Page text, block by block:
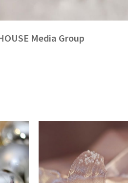
Media Group